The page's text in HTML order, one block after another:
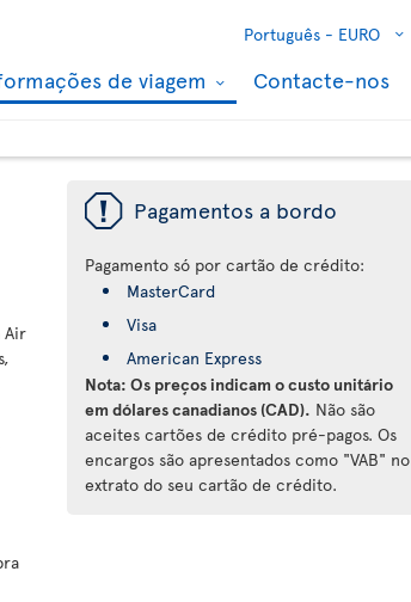
Português - EURO
de viagem Contacte-nos
Air
ü Pagamentos a bordo
Pagamento só por cartão de crédito:
MasterCard
Visa
American Express
Nota: Os preços indicam o custo unitário
em dólares canadianos (CAD). Não são
aceites cartões de crédito pré-pagos. Os
encargos são apresentados como "VAB" no
extrato do seu cartão de crédito.